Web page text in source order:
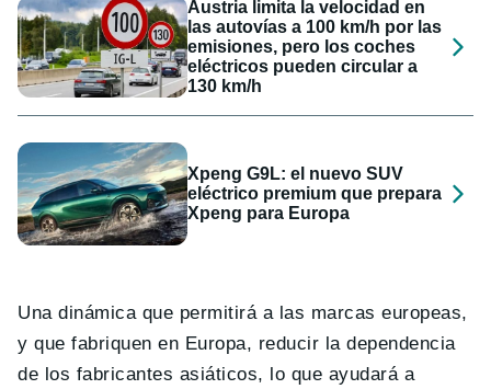
Austria limita la velocidad en
las autovías a 100 km/h por las
emisiones, pero los coches
eléctricos pueden circular a
130 km/h
Xpeng G9L: el nuevo SUV
eléctrico premium que prepara
Xpeng para Europa
Una dinámica que permitirá a las marcas europeas,
y que fabriquen en Europa, reducir la dependencia
de los fabricantes asiáticos, lo que ayudará a